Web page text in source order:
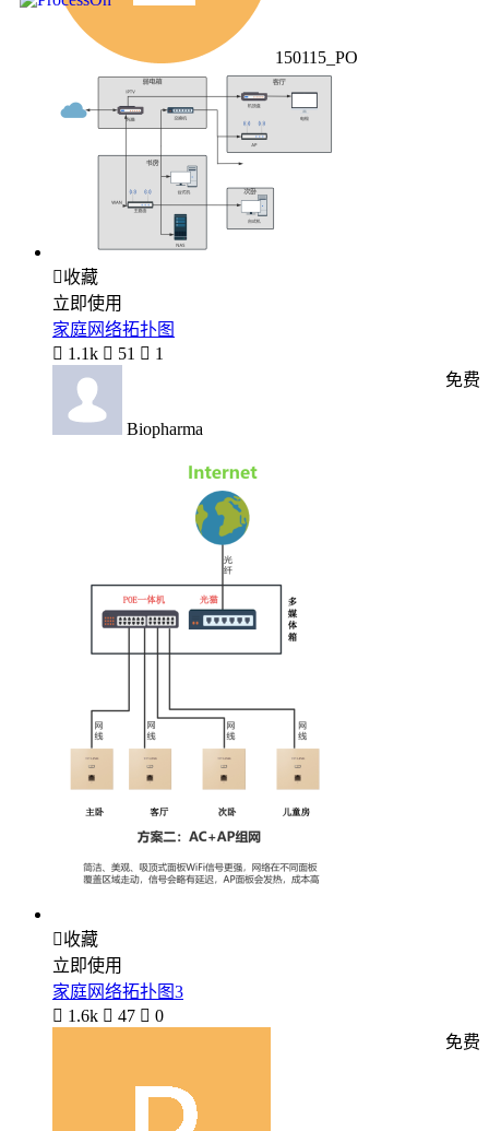
150115_PO
收藏
立即使用
家庭网络拓扑图
 1.1k  51  1
Biopharma
免费
收藏
立即使用
家庭网络拓扑图3
 1.6k  47  0
免费